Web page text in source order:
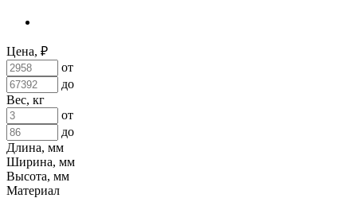
Цена, ₽
от
до
Вес, кг
от
до
Длина, мм
Ширина, мм
Высота, мм
Материал